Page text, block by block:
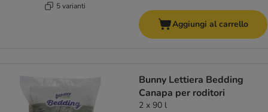
5 varianti
Aggiungi al carrello
Bunny Lettiera Bedding
Canapa per roditori
2 x 90 l